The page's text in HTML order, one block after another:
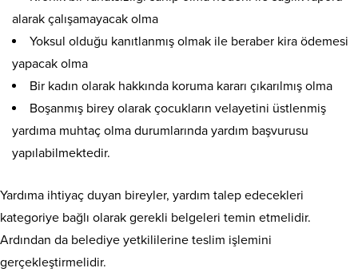
alarak çalışamayacak olma
Yoksul olduğu kanıtlanmış olmak ile beraber kira ödemesi
yapacak olma
Bir kadın olarak hakkında koruma kararı çıkarılmış olma
Boşanmış birey olarak çocukların velayetini üstlenmiş
yardıma muhtaç olma durumlarında yardım başvurusu
yapılabilmektedir.
Yardıma ihtiyaç duyan bireyler, yardım talep edecekleri
kategoriye bağlı olarak gerekli belgeleri temin etmelidir.
Ardından da belediye yetkililerine teslim işlemini
gerçekleştirmelidir.